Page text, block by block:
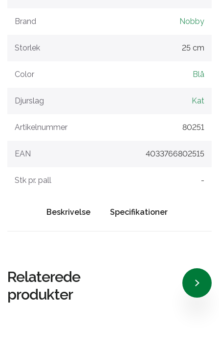
Brand Nobby
Storlek 25 cm
Color Blå
Djurslag Kat
Artikelnummer 80251
EAN 4033766802515
Stk pr. pall -
Beskrivelse Specifikationer
Relaterede
produkter